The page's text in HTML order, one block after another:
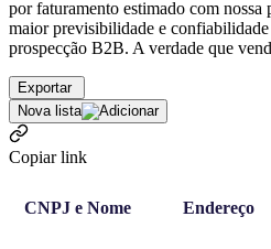
por faturamento estimado com
maior previsibilidade e confiabilidade
prospecção B2B. A verdade que
Exportar
Nova lista
Copiar link
CNPJ e Nome Endereço